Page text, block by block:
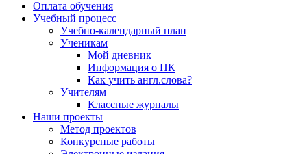
Оплата обучения
Учебный процесс
Учебно-календарный план
Ученикам
Мой дневник
Информация о ПК
Как учить англ.слова?
Учителям
Классные журналы
Наши проекты
Метод проектов
Конкурсные работы